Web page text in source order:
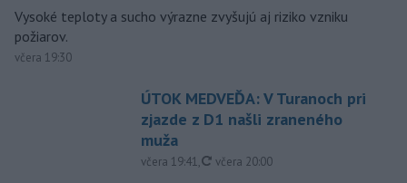
Vysoké teploty a sucho výrazne zvyšujú aj riziko vzniku
požiarov.
včera 19:30
ÚTOK MEDVEĎA: V Turanoch pri
zjazde z D1 našli zraneného
muža
včera 19:41, aktualizované
včera 20:00